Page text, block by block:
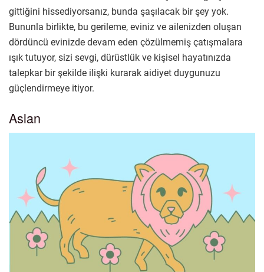
gittiğini hissediyorsanız, bunda şaşılacak bir şey yok.
Bununla birlikte, bu gerileme, eviniz ve ailenizden oluşan
dördüncü evinizde devam eden çözülmemiş çatışmalara
ışık tutuyor, sizi sevgi, dürüstlük ve kişisel hayatınızda
talepkar bir şekilde ilişki kurarak aidiyet duygunuzu
güçlendirmeye itiyor.
Aslan